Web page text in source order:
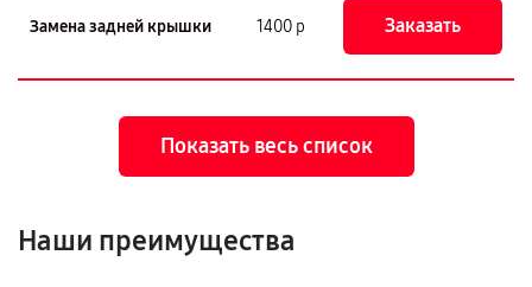
Замена задней крышки 1400 р Заказать
Показать весь список
Наши преимущества